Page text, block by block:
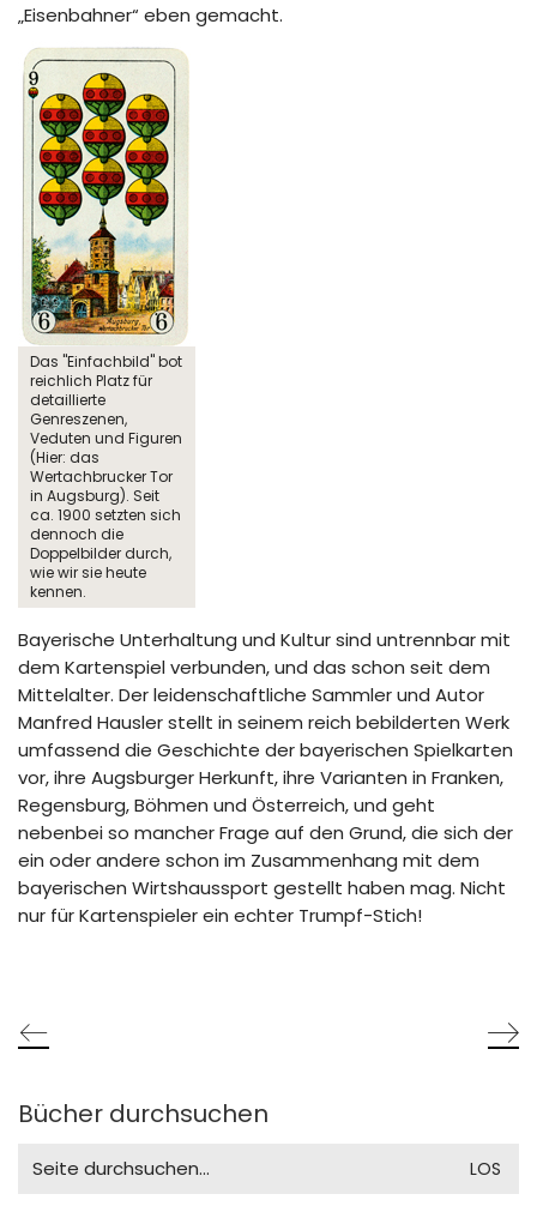
„Eisenbahner“ eben gemacht.
Das "Einfachbild" bot
reichlich Platz für
detaillierte
Genreszenen,
Veduten und Figuren
(Hier: das
Wertachbrucker Tor
in Augsburg). Seit
ca. 1900 setzten sich
dennoch die
Doppelbilder durch,
wie wir sie heute
kennen.
Bayerische Unterhaltung und Kultur sind untrennbar mit
dem Kartenspiel verbunden, und das schon seit dem
Mittelalter. Der leidenschaftliche Sammler und Autor
Manfred Hausler stellt in seinem reich bebilderten Werk
umfassend die Geschichte der bayerischen Spielkarten
vor, ihre Augsburger Herkunft, ihre Varianten in Franken,
Regensburg, Böhmen und Österreich, und geht
nebenbei so mancher Frage auf den Grund, die sich der
ein oder andere schon im Zusammenhang mit dem
bayerischen Wirtshaussport gestellt haben mag. Nicht
nur für Kartenspieler ein echter Trumpf-Stich!
Bücher durchsuchen
for: